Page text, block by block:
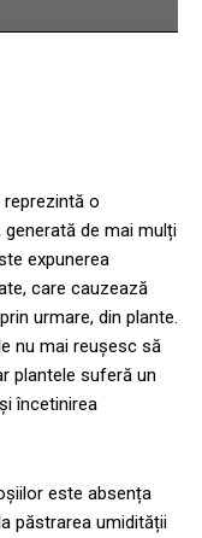
o
de mai mulți
expunerea
care cauzează
urmare, din plante.
nu mai reușesc să
plantele suferă un
încetinirea
este absența
păstrarea umidității